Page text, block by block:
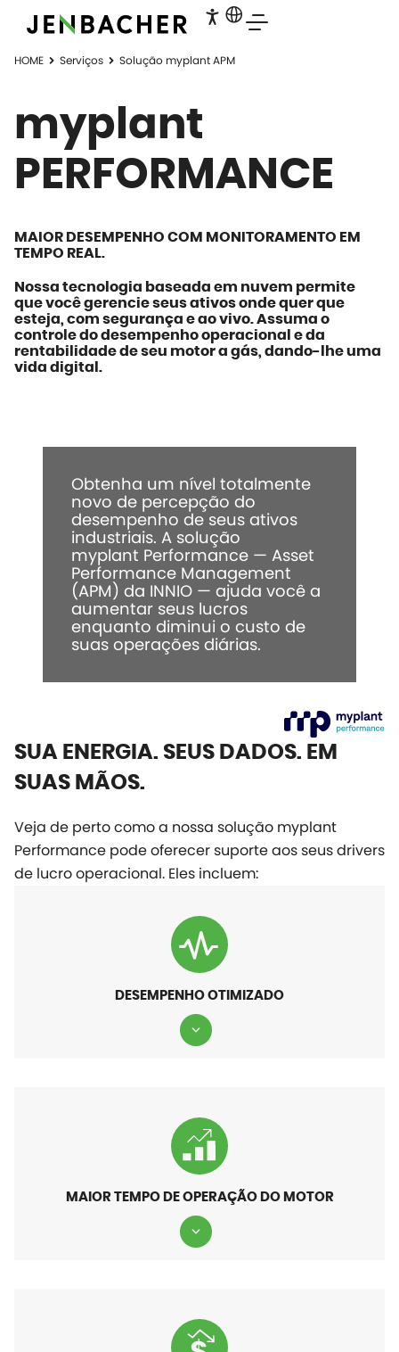
HOME Serviços Solução myplant APM
myplant
PERFORMANCE
MAIOR DESEMPENHO COM MONITORAMENTO EM
TEMPO REAL.
Nossa tecnologia baseada em nuvem permite
que você gerencie seus ativos onde quer que
esteja, com segurança e ao vivo. Assuma o
controle do desempenho operacional e da
rentabilidade de seu motor a gás, dando-lhe uma
vida digital.
Obtenha um nível totalmente
novo de percepção do
desempenho de seus ativos
industriais. A solução
myplant Performance — Asset
Performance Management
(APM) da INNIO — ajuda você a
aumentar seus lucros
enquanto diminui o custo de
suas operações diárias.
SUA ENERGIA. SEUS DADOS. EM
SUAS MÃOS.
Veja de perto como a nossa solução myplant
Performance pode oferecer suporte aos seus drivers
de lucro operacional. Eles incluem:
DESEMPENHO OTIMIZADO
MAIOR TEMPO DE OPERAÇÃO DO MOTOR